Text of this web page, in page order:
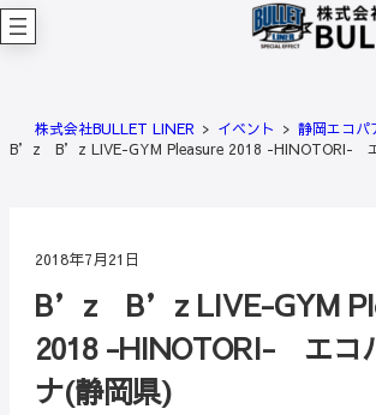
内
容
ッ
株式会社BULLET LINER イベント
静岡エコパ
B’z B’z LIVE-GYM Pleasure 2018 -HINOTORI- エ
2018年7月21日
B’z B’z LIVE-GYM
2018 -HINOTORI- エコ
ナ(静岡県)